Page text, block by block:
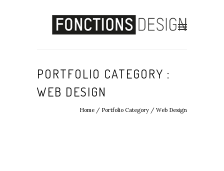
PORTFOLIO CATEGORY :
WEB DESIGN
Home / Portfolio Category / Web Design